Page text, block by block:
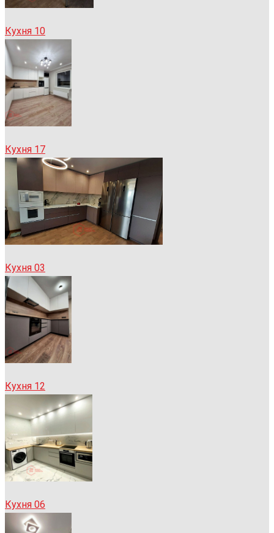
Кухня 10
Кухня 17
Кухня 03
Кухня 12
Кухня 06